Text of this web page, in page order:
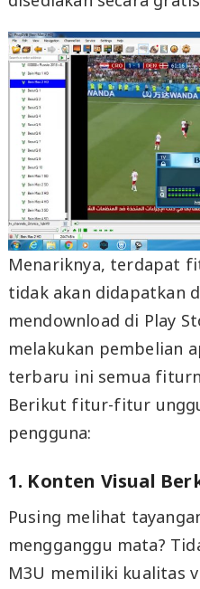
Menariknya, terdapat
tidak akan didapatkan
mendownload di Play
melakukan pembelian
terbaru ini semua
Berikut fitur-fitur
pengguna:
1. Konten Visual
Pusing melihat
mengganggu mata?
M3U memiliki kualitas